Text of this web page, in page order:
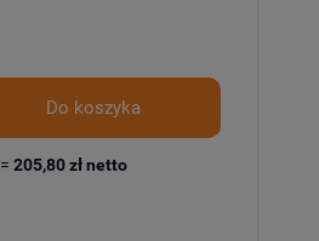
Do koszyka
=205,80 złnetto